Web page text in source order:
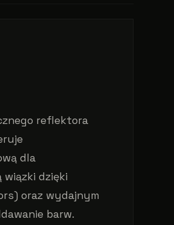
reflektora
dla
dzięki
oraz wydajnym
barw.